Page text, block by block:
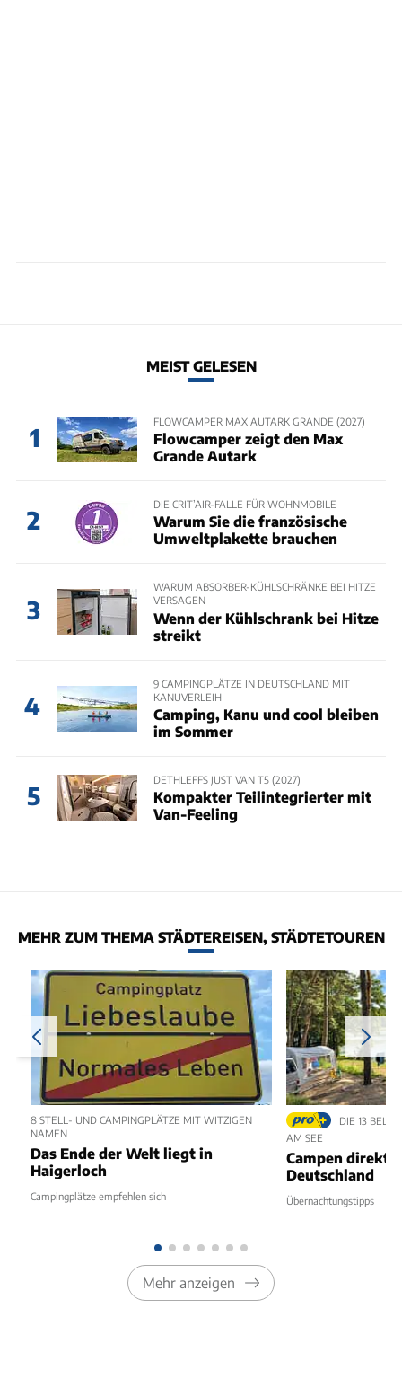
MEIST GELESEN
1
FLOWCAMPER MAX AUTARK GRANDE (2027)
Flowcamper zeigt den Max
Grande Autark
2
DIE CRIT’AIR-FALLE FÜR WOHNMOBILE
Warum Sie die französische
Umweltplakette brauchen
3
WARUM ABSORBER-KÜHLSCHRÄNKE BEI HITZE
VERSAGEN
Wenn der Kühlschrank bei Hitze
streikt
4
9 CAMPINGPLÄTZE IN DEUTSCHLAND MIT
KANUVERLEIH
Camping, Kanu und cool bleiben
im Sommer
5
DETHLEFFS JUST VAN T5 (2027)
Kompakter Teilintegrierter mit
Van-Feeling
MEHR ZUM THEMA STÄDTEREISEN, STÄDTETOUREN
8 STELL- UND CAMPINGPLÄTZE MIT WITZIGEN
NAMEN
Das Ende der Welt liegt in
Haigerloch
Campingplätze empfehlen sich
DIE 13
AM SEE
Campen direkt
Deutschland
Übernachtungstipps
Mehr anzeigen